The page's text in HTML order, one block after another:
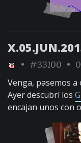
• #33100 •
Venga, pasemos
Ayer descubrí los
encajan unos con